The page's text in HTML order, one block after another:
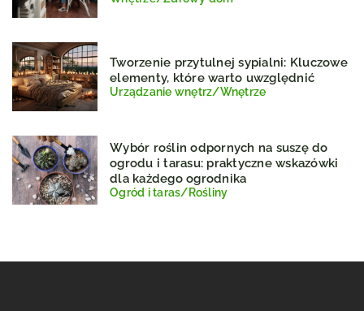
Tworzenie przytulnej sypialni: Kluczowe
elementy, które warto uwzględnić
Urządzanie wnętrz/Wnętrze
Wybór roślin odpornych na suszę do
ogrodu i tarasu: praktyczne wskazówki
dla każdego ogrodnika
Ogród i taras/Rośliny